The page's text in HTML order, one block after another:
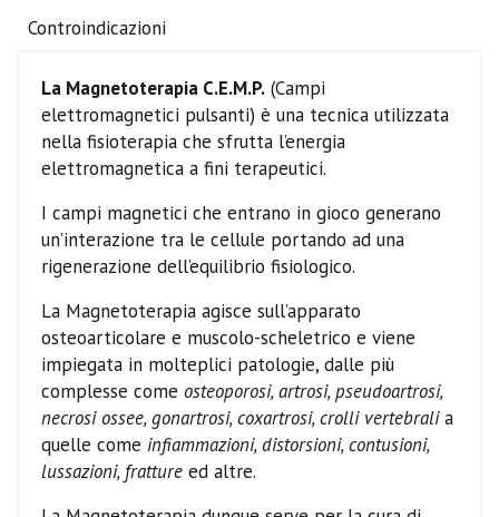
Controindicazioni
La Magnetoterapia C.E.M.P. (Campi
elettromagnetici pulsanti) è una tecnica utilizzata
nella fisioterapia che sfrutta l’energia
elettromagnetica a fini terapeutici.
I campi magnetici che entrano in gioco generano
un’interazione tra le cellule portando ad una
rigenerazione dell’equilibrio fisiologico.
La Magnetoterapia agisce sull’apparato
osteoarticolare e muscolo-scheletrico e viene
impiegata in molteplici patologie, dalle più
complesse come osteoporosi, artrosi, pseudoartrosi,
necrosi ossee, gonartrosi, coxartrosi, crolli vertebralia
quelle come infiammazioni, distorsioni, contusioni,
lussazioni, fratture ed altre.